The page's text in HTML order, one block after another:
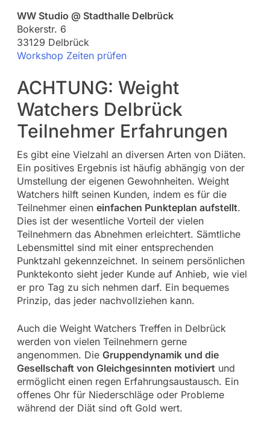
WW Studio @ Stadthalle Delbrück
Bokerstr. 6
33129 Delbrück
Workshop Zeiten prüfen
ACHTUNG: Weight
Watchers Delbrück
Teilnehmer Erfahrungen
Es gibt eine Vielzahl an diversen Arten von Diäten.
Ein positives Ergebnis ist häufig abhängig von der
Umstellung der eigenen Gewohnheiten. Weight
Watchers hilft seinen Kunden, indem es für die
Teilnehmer einen einfachen Punkteplan aufstellt.
Dies ist der wesentliche Vorteil der vielen
Teilnehmern das Abnehmen erleichtert. Sämtliche
Lebensmittel sind mit einer entsprechenden
Punktzahl gekennzeichnet. In seinem persönlichen
Punktekonto sieht jeder Kunde auf Anhieb, wie viel
er pro Tag zu sich nehmen darf. Ein bequemes
Prinzip, das jeder nachvollziehen kann.
Auch die Weight Watchers Treffen in Delbrück
werden von vielen Teilnehmern gerne
angenommen. Die Gruppendynamik und die
Gesellschaft von Gleichgesinnten motiviertund
ermöglicht einen regen Erfahrungsaustausch. Ein
offenes Ohr für Niederschläge oder Probleme
während der Diät sind oft Gold wert.